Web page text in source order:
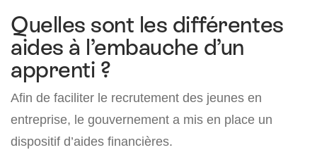
Quelles sont les différentes
aides à l’embauche d’un
apprenti ?
Afin de faciliter le recrutement des jeunes en
entreprise, le gouvernement a mis en place un
dispositif d’aides financières.